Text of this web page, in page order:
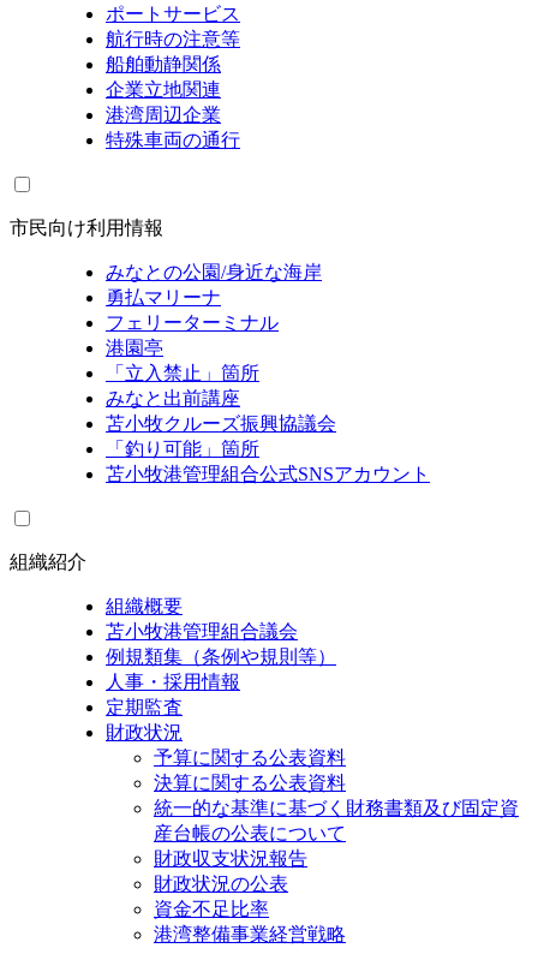
ポートサービス
航行時の注意等
船舶動静関係
企業立地関連
港湾周辺企業
特殊車両の通行
市民向け利用情報
みなとの公園/身近な海岸
勇払マリーナ
フェリーターミナル
港園亭
「立入禁止」箇所
みなと出前講座
苫小牧クルーズ振興協議会
「釣り可能」箇所
苫小牧港管理組合公式SNSアカウント
組織紹介
組織概要
苫小牧港管理組合議会
例規類集（条例や規則等）
人事・採用情報
定期監査
財政状況
予算に関する公表資料
決算に関する公表資料
統一的な基準に基づく財務書類及び固定資
産台帳の公表について
財政収支状況報告
財政状況の公表
資金不足比率
港湾整備事業経営戦略